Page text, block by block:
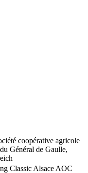
coopérative agricole
Général de Gaulle,
Classic Alsace AOC